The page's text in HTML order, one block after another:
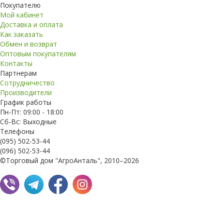
Покупателю
Мой кабинет
Доставка и оплата
Как заказать
Обмен и возврат
Оптовым покупателям
Контакты
Партнерам
Сотрудничество
Производители
График работы
Пн-Пт: 09:00 - 18:00
Сб-Вс: Выходные
Телефоны
(095) 502-53-44
(096) 502-53-44
©Торговый дом "АгроАнталь", 2010–2026